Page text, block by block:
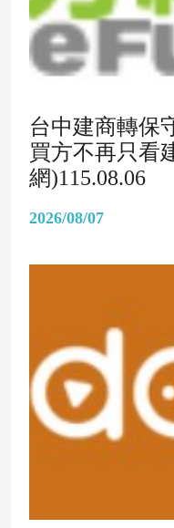
台中建商轉保
買方不再只看
網)115.08.06
2026/08/07